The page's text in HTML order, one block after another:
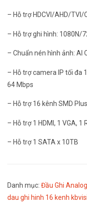
– Hỗ trợ HDCVI/AHD/TVI/
– Hỗ trợ ghi hình: 1080N/
– Chuẩn nén hình ảnh: AI
– Hỗ trợ camera IP tối đa
64 Mbps
– Hỗ trợ 16 kênh SMD
– Hỗ trợ 1 HDMI, 1 VGA,
– Hỗ trợ 1 SATA x 10TB
Danh mục: Đầu Ghi Analog
dau ghi hinh 16 kenh